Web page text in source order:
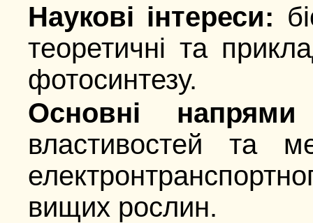
Наукові інтереси:
теоретичні та
фотосинтезу.
Основні напрями
властивостей та
вищих рослин.